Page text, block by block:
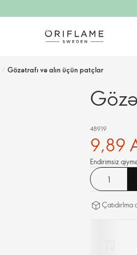
/ Gözətrafı və alın üçün patçlar
48919
9,89
Endirimsiz